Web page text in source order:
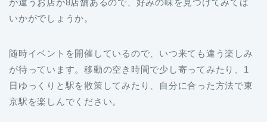
いかがでしょうか。
が待っています。移動の空き時間で少し寄ってみたり、1
日ゆっくりと駅を散策してみたり、自分に合った方法で東
京駅を楽しんでください。